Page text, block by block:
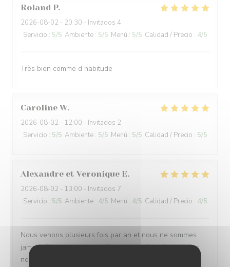
Roland P
2026-08-02 - 20:30 - Invitados 4
Servicio : 5/5 Ambiente : 5/5 Menú : 5/5 Calidad / Precio : 4/5
Très bien comme d habitude
Caroline W
2026-08-02 - 12:00 - Invitados 2
Servicio : 5/5 Ambiente : 5/5 Menú : 5/5 Calidad / Precio : 5/5
Alexandre et Veronique E
2026-08-02 - 13:00 - Invitados 7
Servicio : 5/5 Ambiente : 4/5 Menú : 4/5 Calidad / Precio : 4/5
Nous venons plusieurs fois par an et nous ne sommes
jamais déçus. Le personnel est aux petits soins et nous
nous régalons. A renouveler